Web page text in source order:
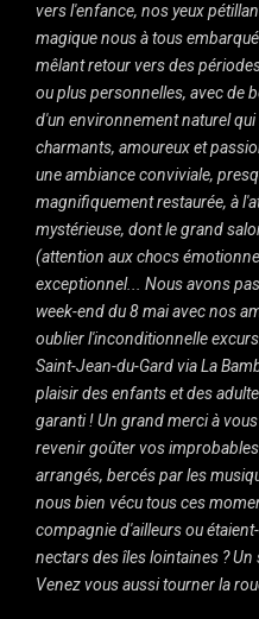
vers l'enfance, nos yeux
magique nous à tous
mêlant retour vers des
ou plus personnelles, avec de
d'un environnement naturel
charmants, amoureux et
une ambiance conviviale,
magnifiquement restaurée, à
mystérieuse, dont le grand
(attention aux chocs
exceptionnel... Nous avons
week-end du 8 mai avec nos
oublier l'inconditionnelle
Saint-Jean-du-Gard via La
plaisir des enfants et des
garanti ! Un grand merci à
revenir goûter vos
arrangés, bercés par les
nous bien vécu tous ces
compagnie d'ailleurs ou
nectars des îles lointaines ?
Venez vous aussi tourner la